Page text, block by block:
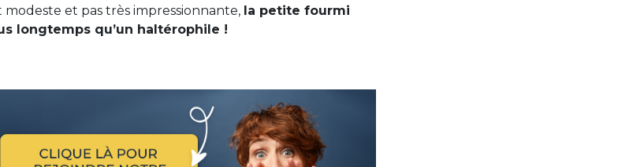
modeste et pas très impressionnante, la petite fourmi
longtemps qu’un haltérophile !